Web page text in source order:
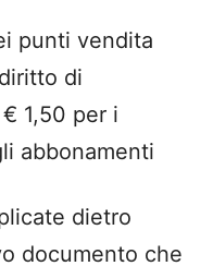
punti vendita
di
1,50 per i
abbonamenti
dietro
documento che